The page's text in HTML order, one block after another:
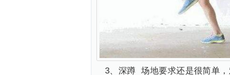
3、深蹲 场地要求还是很简单